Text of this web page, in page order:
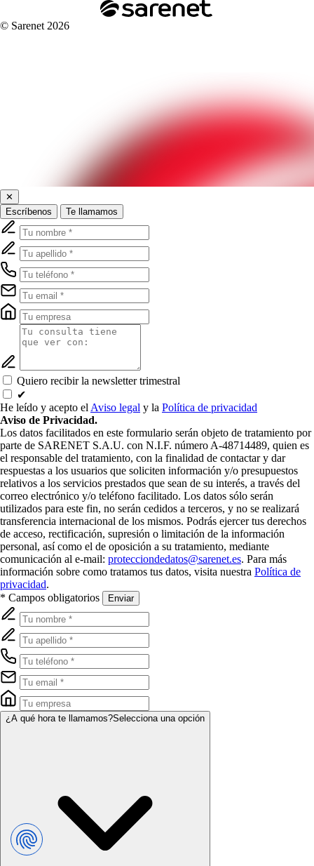
© Sarenet 2026
✕
Escríbenos
Te llamamos
Quiero recibir la newsletter trimestral
✔
He leído y acepto el Aviso legal y la Política de privacidad
Aviso de Privacidad.
Los datos facilitados en este formulario serán objeto de tratamiento por
parte de SARENET S.A.U. con N.I.F. número A-48714489, quien es
el responsable del tratamiento, con la finalidad de contactar y dar
respuestas a los usuarios que soliciten información y/o presupuestos
relativos a los servicios prestados que sean de su interés, a través del
correo electrónico y/o teléfono facilitado. Los datos sólo serán
utilizados para este fin, no serán cedidos a terceros, y no se realizará
transferencia internacional de los mismos. Podrás ejercer tus derechos
de acceso, rectificación, supresión o limitación de la información
personal, así como el de oposición a su tratamiento, mediante
comunicación al e-mail: protecciondedatos@sarenet.es. Para más
información sobre como tratamos tus datos, visita nuestra Política de
privacidad.
* Campos obligatorios
Enviar
¿A qué hora te llamamos?Selecciona una opción